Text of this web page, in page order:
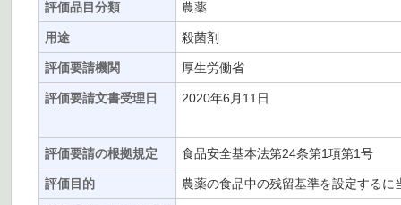
評価品目分類 農薬
用途 殺菌剤
評価要請機関 厚生労働省
評価要請文書受理日 2020年6月11日
評価要請の根拠規定 食品安全基本法第24条第1項第1号
評価目的 農薬の食品中の残留基準を設定するに